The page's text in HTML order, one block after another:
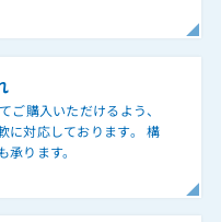
ご購入いただけるよう、
に対応しております。 構
ります。